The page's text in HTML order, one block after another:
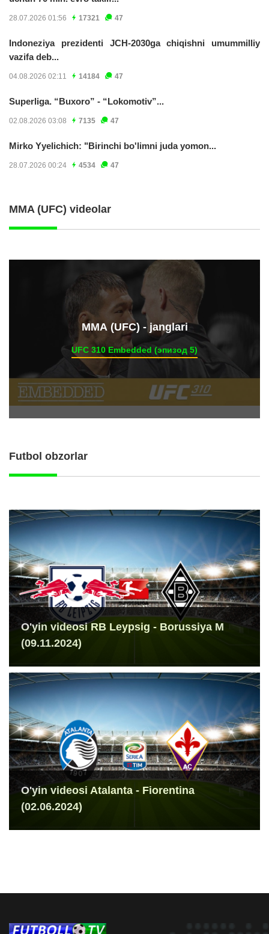
28.07.2026 01:56 17321 47
Indoneziya prezidenti JCH-2030ga chiqishni umummilliy
vazifa deb...
04.08.2026 02:11 14184 47
Superliga. “Buxoro” - “Lokomotiv”...
02.08.2026 03:08 7135 47
Mirko Yyelichich: "Birinchi bo'limni juda yomon...
28.07.2026 00:24 4534 47
MMA (UFC) videolar
ММА (UFC) - janglari
UFC 310 Embedded (эпизод 5)
Futbol obzorlar
O'yin videosi RB Leypsig - Borussiya M
(09.11.2024)
O'yin videosi Atalanta - Fiorentina
(02.06.2024)